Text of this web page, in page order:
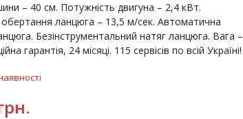
– 40 см. Потужність двигуна – 2,4 кВт.
обертання ланцюга – 13,5 м/сек. Автоматична
Безінструментальний натяг ланцюга. Вага –
гарантія, 24 місяці. 115 сервісів по всій Україні!